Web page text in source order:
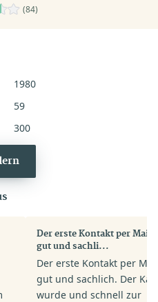
(84)
1980
59
300
Der erste Kontakt per Mail
gut und sachli...
Der erste Kontakt per
gut und sachlich. Der
wurde und schnell zur